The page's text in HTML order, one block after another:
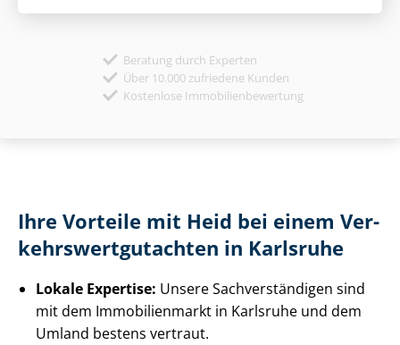
Beratung durch Experten
Über 10.000 zufriedene Kunden
Kostenlose Immobilienbewertung
Ihre Vorteile mit Heid bei einem Ver­
kehrs­wert­gut­ach­ten in Karlsruhe
Lokale Expertise: Unsere Sach­ver­stän­di­gen sind
mit dem Immobilienmarkt in Karlsruhe und dem
Umland bestens vertraut.